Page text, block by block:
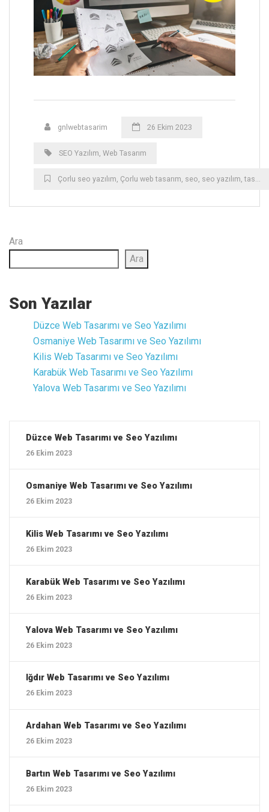
gnlwebtasarim 26 Ekim 2023
SEO Yazılım Web Tasarım
Çorlu‎ seo yazılım Çorlu‎ web tasarım seo seo yazılım ,tasarım
Ara
Ara
Son Yazılar
Düzce ‎Web Tasarımı ve Seo Yazılımı
Osmaniye ‎Web Tasarımı ve Seo Yazılımı
Kilis ‎Web Tasarımı ve Seo Yazılımı
Karabük ‎Web Tasarımı ve Seo Yazılımı
Yalova ‎Web Tasarımı ve Seo Yazılımı
Düzce ‎Web Tasarımı ve Seo Yazılımı
26 Ekim 2023
Osmaniye ‎Web Tasarımı ve Seo Yazılımı
26 Ekim 2023
Kilis ‎Web Tasarımı ve Seo Yazılımı
26 Ekim 2023
Karabük ‎Web Tasarımı ve Seo Yazılımı
26 Ekim 2023
Yalova ‎Web Tasarımı ve Seo Yazılımı
26 Ekim 2023
Iğdır ‎Web Tasarımı ve Seo Yazılımı
26 Ekim 2023
Ardahan ‎Web Tasarımı ve Seo Yazılımı
26 Ekim 2023
Bartın ‎Web Tasarımı ve Seo Yazılımı
26 Ekim 2023